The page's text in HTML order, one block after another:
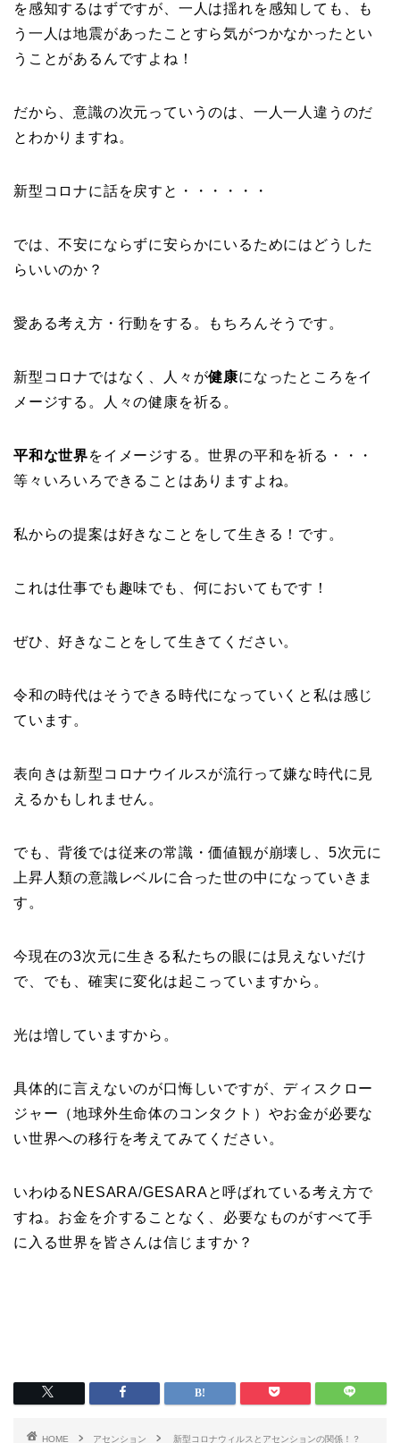
を感知するはずですが、一人は揺れを感知しても、も
う一人は地震があったことすら気がつかなかったとい
うことがあるんですよね！
だから、意識の次元っていうのは、一人一人違うのだ
とわかりますね。
新型コロナに話を戻すと・・・・・・
では、不安にならずに安らかにいるためにはどうした
らいいのか？
愛ある考え方・行動をする。もちろんそうです。
新型コロナではなく、人々が健康になったところをイ
メージする。人々の健康を祈る。
平和な世界をイメージする。世界の平和を祈る・・・
等々いろいろできることはありますよね。
私からの提案は好きなことをして生きる！です。
これは仕事でも趣味でも、何においてもです！
ぜひ、好きなことをして生きてください。
令和の時代はそうできる時代になっていくと私は感じ
ています。
表向きは新型コロナウイルスが流行って嫌な時代に見
えるかもしれません。
でも、背後では従来の常識・価値観が崩壊し、5次元に
上昇人類の意識レベルに合った世の中になっていきま
す。
今現在の3次元に生きる私たちの眼には見えないだけ
で、でも、確実に変化は起こっていますから。
光は増していますから。
具体的に言えないのが口悔しいですが、ディスクロー
ジャー（地球外生命体のコンタクト）やお金が必要な
い世界への移行を考えてみてください。
いわゆるNESARA/GESARAと呼ばれている考え方で
すね。お金を介することなく、必要なものがすべて手
に入る世界を皆さんは信じますか？
HOME アセンション 新型コロナウィルスとアセンションの関係！？